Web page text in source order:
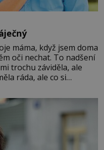
máma, když jsem doma
oči nechat. To nadšení
trochu záviděla, ale
ráda, ale co si
jiná doba, když